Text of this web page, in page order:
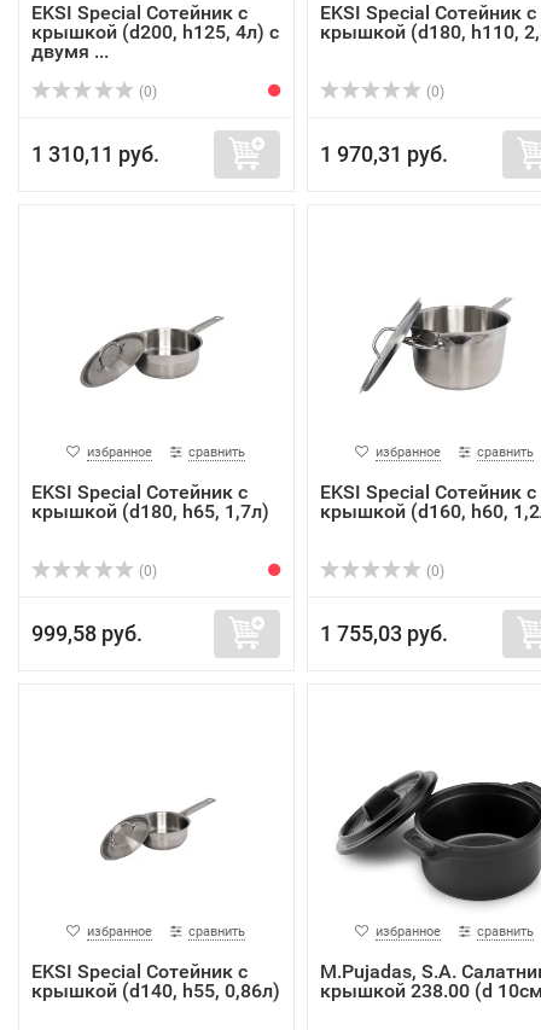
EKSI Special Сотейник с
крышкой (d200, h125, 4л) с
двумя ...
(0)
1 310,11 руб.
EKSI Special Сотейник с
крышкой (d180, h110,
(0)
1 970,31 руб.
избранное сравнить
EKSI Special Сотейник с
крышкой (d180, h65, 1,7л)
(0)
999,58 руб.
избранное сравнить
EKSI Special Сотейник с
крышкой (d160, h60,
(0)
1 755,03 руб.
избранное сравнить
EKSI Special Сотейник с
крышкой (d140, h55, 0,86л)
избранное сравнить
M.Pujadas, S.A.
крышкой 238.00 (d